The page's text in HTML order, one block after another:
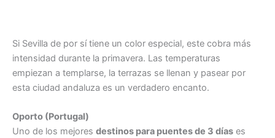
Si Sevilla de por sí tiene un color especial, este cobra más
intensidad durante la primavera. Las temperaturas
empiezan a templarse, la terrazas se llenan y pasear por
esta ciudad andaluza es un verdadero encanto.
Oporto (Portugal)
Uno de los mejores destinos para puentes de 3 días es